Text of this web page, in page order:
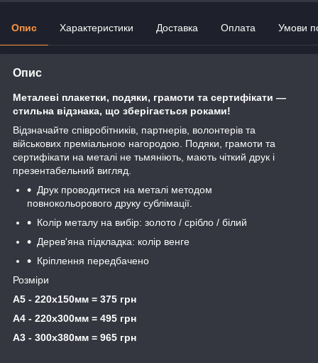
Опис Характеристики Доставка Оплата Умови
Опис
Металеві плакетки, подяки, грамоти та сертифікати —
стильна відзнака, що зберігається роками!
Відзначайте співробітників, партнерів, волонтерів та
військових преміальною нагородою. Подяки, грамоти та
сертифікати на металі не тьмяніють, мають чіткий друк і
презентабельний вигляд.
Друк проводитися на металі методом
повнокольорового друку сублімації.
Колір металу на вибір: золото / срібло / білий
Дерев'яна підкладка: колір венге
Кріплення передбачено
Розміри
А5 - 220х150мм = 375 грн
А4 - 220х300мм = 495 грн
А3 - 300х380мм = 965 грн